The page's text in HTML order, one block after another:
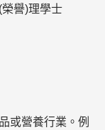
譽)理學士
或營養行業。例